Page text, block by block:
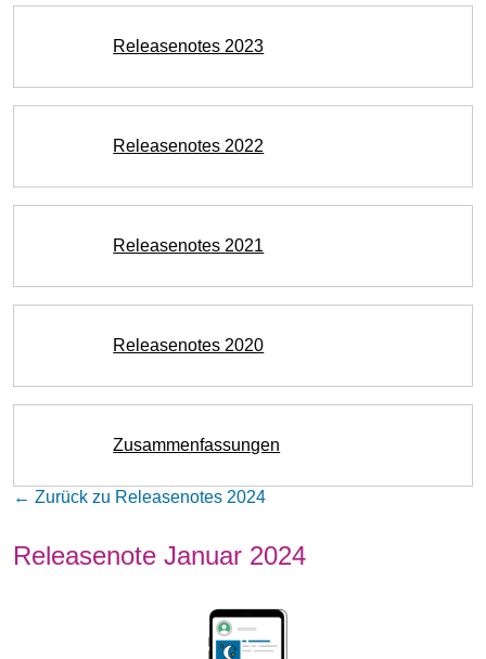
Releasenotes 2023
Releasenotes 2022
Releasenotes 2021
Releasenotes 2020
Zusammenfassungen
← Zurück zu Releasenotes 2024
Releasenote Januar 2024